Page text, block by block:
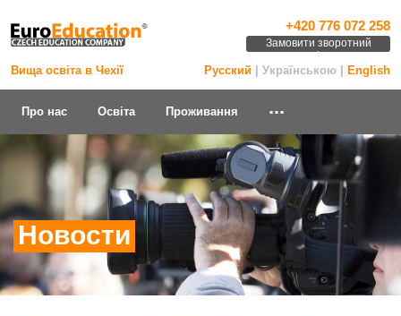
Вища освіта в Чехії
+420 776 072 258
Замовити зворотний
дзвінок
Русский | Українською | English
Про нас Освіта Проживання ...
Новости